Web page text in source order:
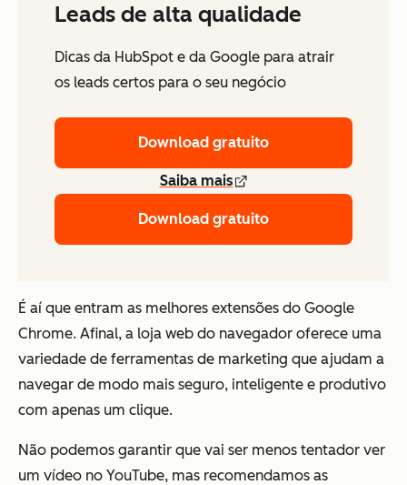
Leads de alta qualidade
Dicas da HubSpot e da Google para atrair
os leads certos para o seu negócio
Download gratuito
Saiba mais
Download gratuito
É aí que entram as melhores extensões do Google
Chrome. Afinal, a loja web do navegador oferece uma
variedade de ferramentas de marketing que ajudam a
navegar de modo mais seguro, inteligente e produtivo
com apenas um clique.
Não podemos garantir que vai ser menos tentador ver
um vídeo no YouTube, mas recomendamos as